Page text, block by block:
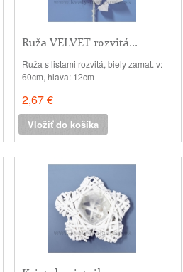
Ruža VELVET rozvitá...
Ruža s listami rozvitá, biely zamat. v:
60cm, hlava: 12cm
2,67 €
Vložiť do košíka